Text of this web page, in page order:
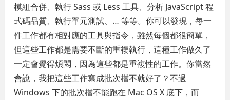
模組合併、執行 Sass 或 Less 工具、分析 JavaScript 程
式碼品質、執行單元測試、… 等等。你可以發現，每一
件工作都有相對應的工具與指令，雖然每個都很簡單，
但這些工作都是需要不斷的重複執行，這種工作做久了
一定會覺得煩悶，因為這些都是重複性的工作。你當然
會說，我把這些工作寫成批次檔不就好了？不過
Windows 下的批次檔不能跑在 Mac OS X 底下，而